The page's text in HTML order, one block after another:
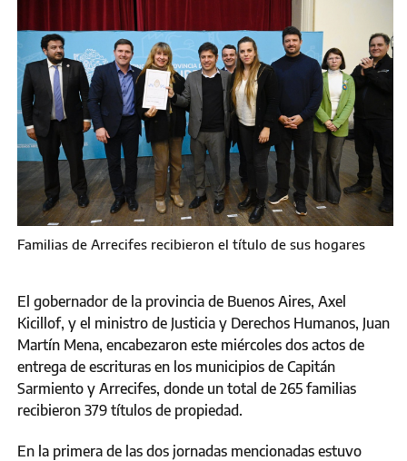
Familias de Arrecifes recibieron el título de sus hogares
El gobernador de la provincia de Buenos Aires, Axel
Kicillof, y el ministro de Justicia y Derechos Humanos, Juan
Martín Mena, encabezaron este miércoles dos actos de
entrega de escrituras en los municipios de Capitán
Sarmiento y Arrecifes, donde un total de 265 familias
recibieron 379 títulos de propiedad.
En la primera de las dos jornadas mencionadas estuvo